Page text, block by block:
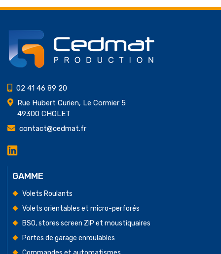
02 41 46 89 20
Rue Hubert Curien, Le Cormier 5
49300 CHOLET
contact@cedmat.fr
LinkedIn
Cedmat
Production
GAMME
Volets Roulants
Volets orientables et micro-perforés
BSO, stores screen ZIP et moustiquaires
Portes de garage enroulables